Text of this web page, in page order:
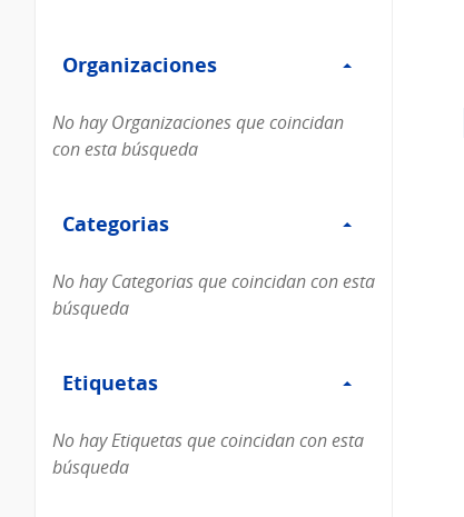
Organizaciones
Organizaciones
No hay Organizaciones que coincidan
con esta búsqueda
Categorias
Categorias
No hay Categorias que coincidan con esta
búsqueda
Etiquetas
Etiquetas
No hay Etiquetas que coincidan con esta
búsqueda